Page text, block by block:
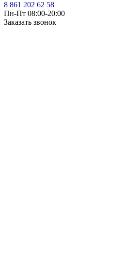
8 861 202 62 58
Пн-Пт 08:00-20:00
Заказать звонок